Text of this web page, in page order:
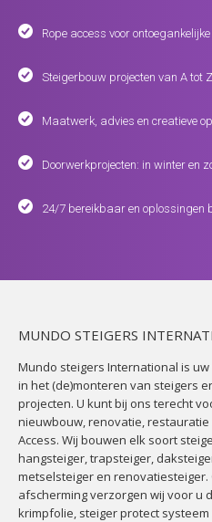
Rope access voor
Steigerbouw projecten van A tot
Maatwerk, advies en creatieve
Doorwerkprojecten: in winter en
24/7 bereikbaar en oplossingen
MUNDO STEIGERS
Mundo steigers International is uw
in het (de)monteren van steigers
projecten. U kunt bij ons terecht
nieuwbouw, renovatie,
Access. Wij bouwen elk soort
hangsteiger,trapsteiger,
metselsteiger en renovatiesteiger.
afschermingverzorgen wij voor u
krimpfolie, steiger protect systeem